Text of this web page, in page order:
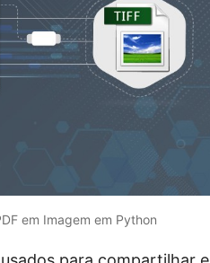
em Imagem em Python